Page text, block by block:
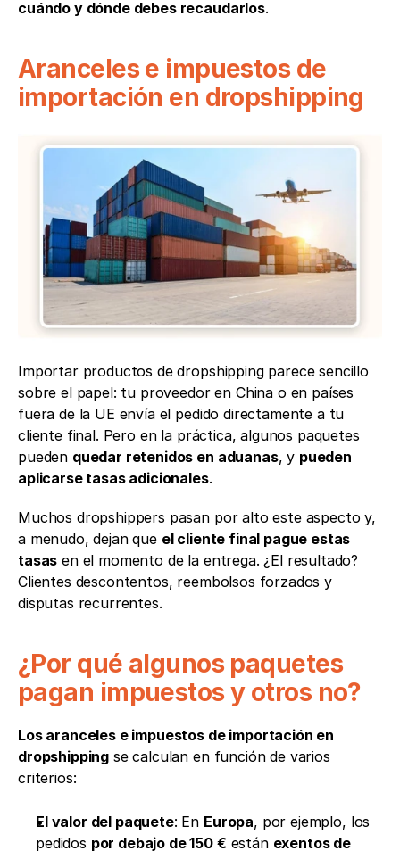
cuándo y dónde debes recaudarlos.
Aranceles e impuestos de
importación en dropshipping
Importar productos de dropshipping parece sencillo
sobre el papel: tu proveedor en China o en países
fuera de la UE envía el pedido directamente a tu
cliente final. Pero en la práctica, algunos paquetes
pueden quedar retenidos en aduanas, y pueden
aplicarse tasas adicionales.
Muchos dropshippers pasan por alto este aspecto y,
a menudo, dejan que el cliente final pague estas
tasas en el momento de la entrega. ¿El resultado?
Clientes descontentos, reembolsos forzados y
disputas recurrentes.
¿Por qué algunos paquetes
pagan impuestos y otros no?
Los aranceles e impuestos de importación en
dropshipping se calculan en función de varios
criterios:
El valor del paquete: En Europa, por ejemplo, los
pedidos por debajo de 150 € están exentos de